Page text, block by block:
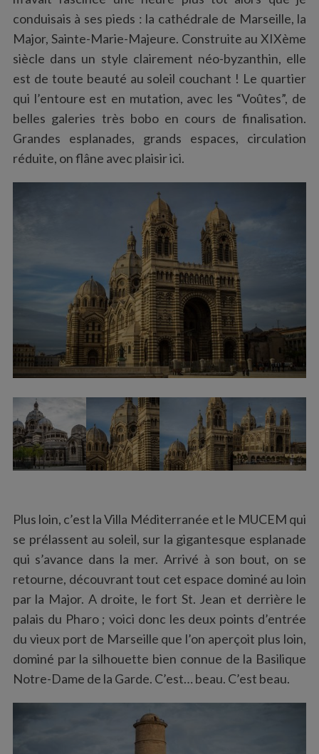
conduisais à ses pieds : la cathédrale de Marseille, la
Major, Sainte-Marie-Majeure. Construite au XIXème
siècle dans un style clairement néo-byzanthin, elle
est de toute beauté au soleil couchant ! Le quartier
qui l’entoure est en mutation, avec les “Voûtes”, de
belles galeries très bobo en cours de finalisation.
Grandes esplanades, grands espaces, circulation
réduite, on flâne avec plaisir ici.
Plus loin, c’est la Villa Méditerranée et le MUCEM qui
se prélassent au soleil, sur la gigantesque esplanade
qui s’avance dans la mer. Arrivé à son bout, on se
retourne, découvrant tout cet espace dominé au loin
par la Major. A droite, le fort St. Jean et derrière le
palais du Pharo ; voici donc les deux points d’entrée
du vieux port de Marseille que l’on aperçoit plus loin,
dominé par la silhouette bien connue de la Basilique
Notre-Dame de la Garde. C’est… beau. C’est beau.